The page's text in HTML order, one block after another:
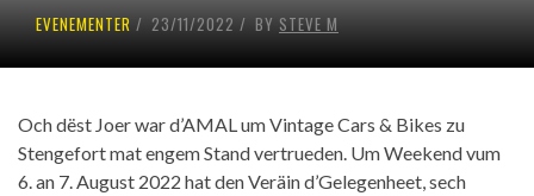
EVENEMENTER 23/11/2022 BY STEVE M
Och dëst Joer war d’AMAL um Vintage Cars & Bikes zu
Stengefort mat engem Stand vertrueden. Um Weekend vum
6. an 7. August 2022 hat den Veräin d’Gelegenheet, sech